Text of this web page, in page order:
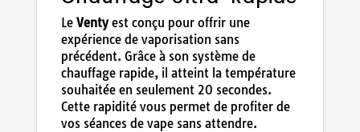
Le Ventyest conçu pour offrir une
expérience de vaporisation sans
précédent. Grâce à son système de
chauffage rapide, il atteint la température
souhaitée en seulement 20 secondes.
Cette rapidité vous permet de profiter de
vos séances de vape sans attendre.